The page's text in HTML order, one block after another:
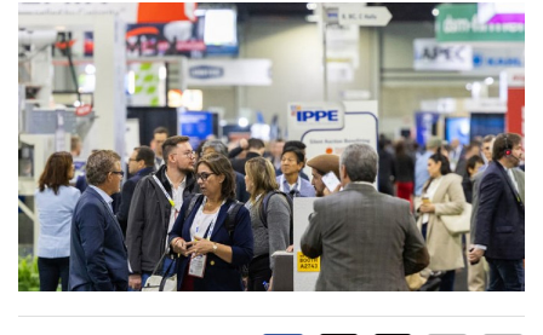
MEDIA KIT
SERVICIOS
CONTÁCTENOS
TÉRMINOS